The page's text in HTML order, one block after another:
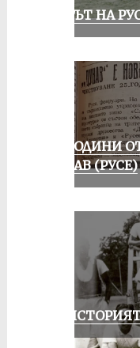
ВЕКЪТ НА
70 ГОДИНИ
ДУНАВ (РУСЕ)
ЗА